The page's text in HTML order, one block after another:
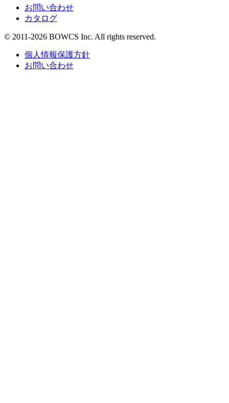
お問い合わせ
カタログ
© 2011-2026 BOWCS Inc. All rights reserved.
個人情報保護方針
お問い合わせ